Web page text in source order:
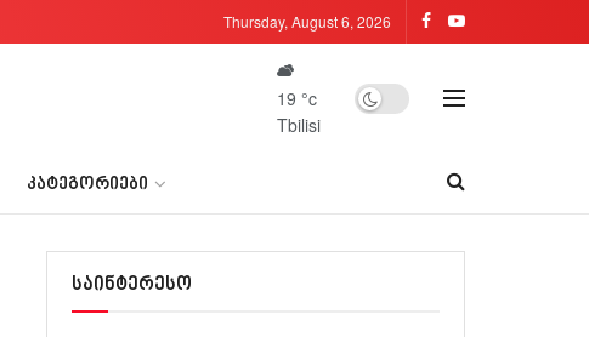
Thursday, August 6, 2026
19 °c
Tbilisi
ᲙᲐᲢᲔᲒᲝᲠᲘᲔᲑᲘ
საინტერესო